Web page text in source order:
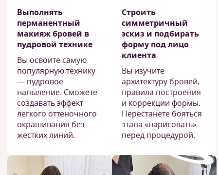
Выполнять
перманентный
макияж бровей в
пудровой технике
Вы освоите самую
популярную технику
— пудровое
напыление. Сможете
создавать эффект
легкого оттеночного
окрашивания без
жестких линий.
Строить
симметричный
эскиз и подбирать
форму под лицо
клиента
Вы изучите
архитектуру бровей,
правила построения
и коррекции формы.
Перестанете бояться
этапа «нарисовать»
перед процедурой.